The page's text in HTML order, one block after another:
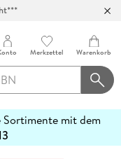
Merkzettel Warenkorb
mit dem